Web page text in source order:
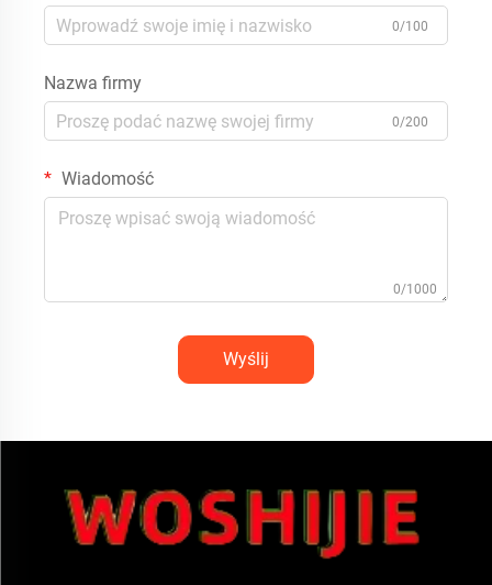
0/100
Nazwa firmy
0/200
Wiadomość
0/1000
Wyślij